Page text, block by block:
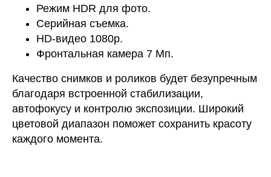
Режим HDR для фото.
Серийная съемка.
HD‑видео 1080p.
Фронтальная камера 7 Мп.
Качество снимков и роликов будет безупречным
благодаря встроенной стабилизации,
автофокусу и контролю экспозиции. Широкий
цветовой диапазон поможет сохранить красоту
каждого момента.